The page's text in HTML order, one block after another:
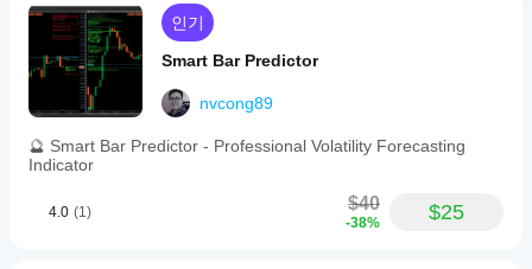
인기
Smart Bar Predictor
nvcong89
🔮 Smart Bar Predictor - Professional Volatility Forecasting
Indicator
4.0 (1) $40
-38% $25